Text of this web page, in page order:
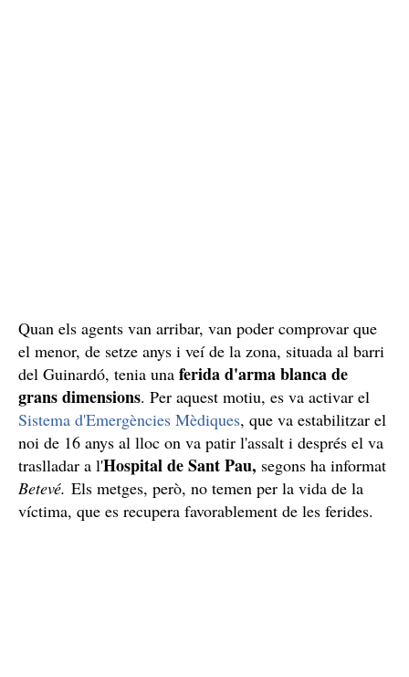
Quan els agents van arribar, van poder comprovar que
el menor, de setze anys i veí de la zona, situada al barri
del Guinardó, tenia una ferida d'arma blanca de
grans dimensions. Per aquest motiu, es va activar el
Sistema d'Emergències Mèdiques, que va estabilitzar el
noi de 16 anys al lloc on va patir l'assalt i després el va
traslladar a l'Hospital de Sant Pau, segons ha informat
Betevé. Els metges, però, no temen per la vida de la
víctima, que es recupera favorablement de les ferides.